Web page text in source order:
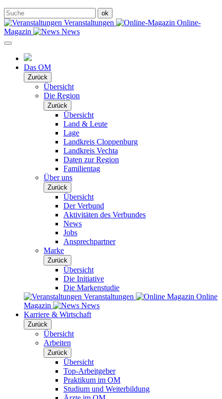
Veranstaltungen
Online-
Magazin
News
Das OM
Zurück
Übersicht
Die Region
Zurück
Übersicht
Land & Leute
Lage
Landkreis Cloppenburg
Landkreis Vechta
Daten zur Region
Familientag
Über uns
Zurück
Übersicht
Der Verbund
Aktivitäten des Verbundes
News
Jobs
Ansprechpartner
Marke
Zurück
Übersicht
Die Initiative
Die Markenstudie
Veranstaltungen
Online
Magazin
News
Karriere & Wirtschaft
Zurück
Übersicht
Arbeiten
Zurück
Übersicht
Top-Arbeitgeber
Praktikum im OM
Studium und Weiterbildung